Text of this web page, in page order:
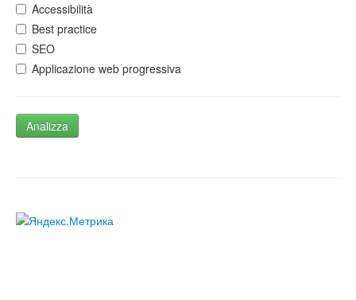
Accessibilità
Best practice
SEO
Applicazione web progressiva
Analizza